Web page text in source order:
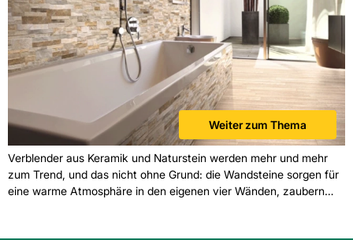
Weiter zum Thema
Verblender aus Keramik und Naturstein werden mehr und mehr
zum Trend, und das nicht ohne Grund: die Wandsteine sorgen für
eine warme Atmosphäre in den eigenen vier Wänden, zaubern